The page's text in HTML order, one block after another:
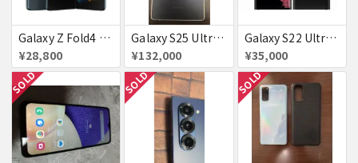
Galaxy Z Fold4 SCG16 au グレイグリーン 送料無料
¥28,800
Galaxy S25 Ultra 1TB SCG32
¥132,000
Galaxy S22 Ultra SCG14 ファントムブラック au 送料無料
¥35,000
SOLD SOLD SOLD